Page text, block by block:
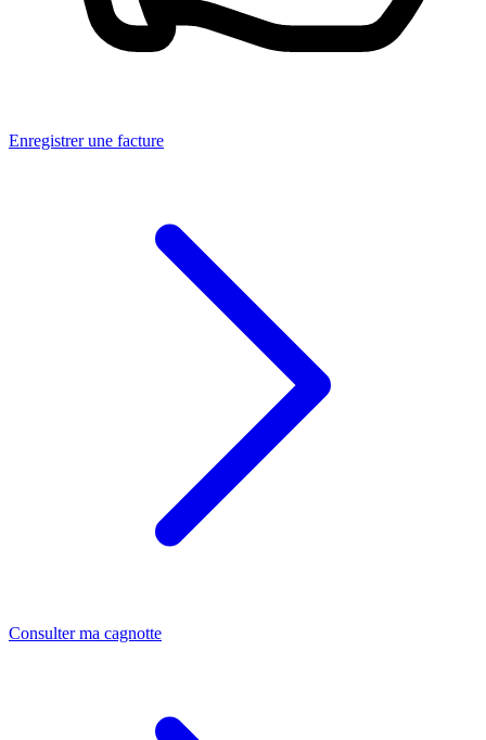
Enregistrer une facture
Consulter ma cagnotte